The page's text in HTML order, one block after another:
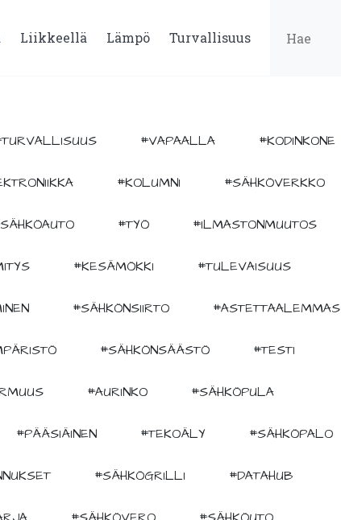
Liikkeellä Lämpö Turvallisuus
#VAPAALLA #KODINKONE
#KOLUMNI #SÄHKÖVERKKO
#TYÖ #ILMASTONMUUTOS
#KESÄMÖKKI #TULEVAISUUS
#SÄHKÖNSIIRTO #ASTETTAALEMMAS
#SÄHKÖNSÄÄSTÖ #TESTI
#AURINKO #SÄHKÖPULA
#PÄÄSIÄINEN #TEKOÄLY #SÄHKÖPALO
#SÄHKÖGRILLI #DATAHUB